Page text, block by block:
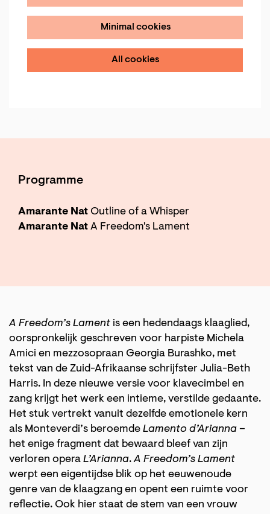
Minimal cookies
All cookies
Programme
Amarante Nat Outline of a Whisper
Amarante Nat A Freedom's Lament
A Freedom’s Lament is een hedendaags klaaglied,
oorspronkelijk geschreven voor harpiste Michela
Amici en mezzosopraan Georgia Burashko, met
tekst van de Zuid-Afrikaanse schrijfster Julia-Beth
Harris. In deze nieuwe versie voor klavecimbel en
zang krijgt het werk een intieme, verstilde gedaante.
Het stuk vertrekt vanuit dezelfde emotionele kern
als Monteverdi’s beroemde Lamento d’Arianna –
het enige fragment dat bewaard bleef van zijn
verloren opera L’Arianna.A Freedom’s Lament
werpt een eigentijdse blik op het eeuwenoude
genre van de klaagzang en opent een ruimte voor
reflectie. Ook hier staat de stem van een vrouw